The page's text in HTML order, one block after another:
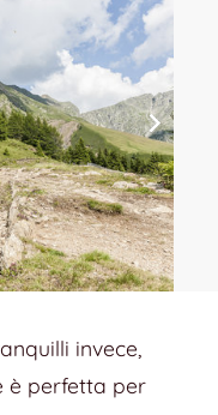
invece,
è perfetta per